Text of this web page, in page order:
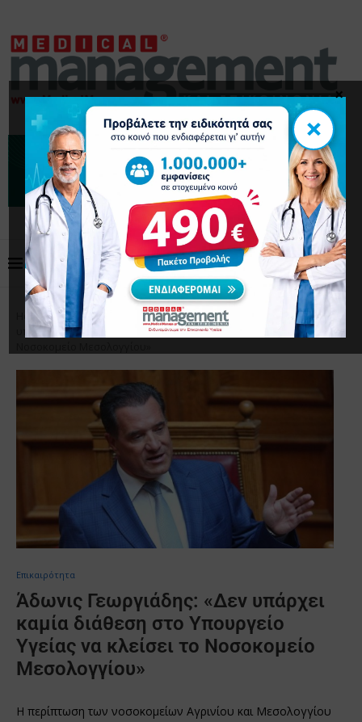
Home Επικαιρότητα
Άδωνις Γεωργιάδης: «Δεν
υπάρχει καμία διάθεση στο Υπουργείο Υγείας να κλείσει το
Επικαιρότητα
Άδωνις Γεωργιάδης: «Δεν υπάρχει
καμία διάθεση στο Υπουργείο
Υγείας να κλείσει το Νοσοκομείο
Μεσολογγίου»
H περίπτωση των νοσοκομείων Αγρινίου και Μεσολογγίου
×
×